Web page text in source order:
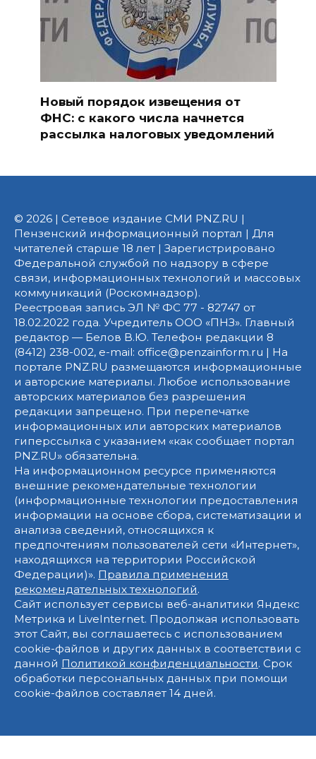
Новый порядок извещения от
ФНС: с какого числа начнется
рассылка налоговых уведомлений
© 2026 | Сетевое издание СМИ PNZ.RU |
Пензенский информационный портал | Для
читателей старше 18 лет | Зарегистрировано
Федеральной службой по надзору в сфере
связи, информационных технологий и массовых
коммуникаций (Роскомнадзор).
Реестровая запись ЭЛ № ФС 77 - 82747 от
18.02.2022 года. Учредитель ООО «ПНЗ». Главный
редактор — Белов В.Ю. Телефон редакции 8
(8412) 238-002, e-mail: office@penzainform.ru | На
портале PNZ.RU размещаются информационные
и авторские материалы. Любое использование
авторских материалов без разрешения
редакции запрещено. При перепечатке
информационных или авторских материалов
гиперссылка с указанием «как сообщает портал
PNZ.RU» обязательна.
На информационном ресурсе применяются
внешние рекомендательные технологии
(информационные технологии предоставления
информации на основе сбора, систематизации и
анализа сведений, относящихся к
предпочтениям пользователей сети «Интернет»,
находящихся на территории Российской
Федерации)». Правила применения
рекомендательных технологий.
Сайт использует сервисы веб-аналитики Яндекс
Метрика и LiveInternet. Продолжая использовать
этот Сайт, вы соглашаетесь с использованием
cookie-файлов и других данных в соответствии с
данной Политикой конфиденциальности. Срок
обработки персональных данных при помощи
cookie-файлов составляет 14 дней.